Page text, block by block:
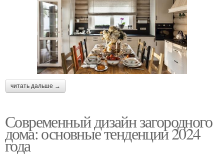
читать дальше →
Современный дизайн загородного
дома: основные тенденции 2024
года